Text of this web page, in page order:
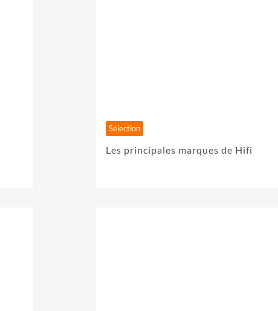
Sélection
Les principales marques de Hifi